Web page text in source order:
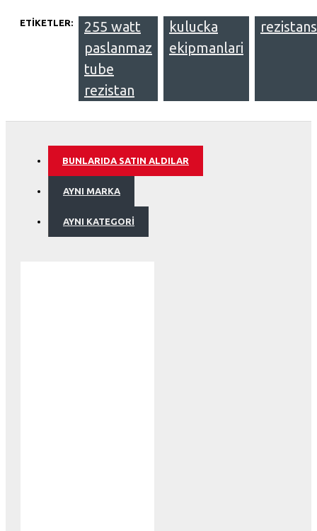
ETIKETLER:
255 watt
paslanmaz
tube
rezistan
kulucka
ekipmanlari
BUNLARIDA SATIN ALDILAR
AYNI MARKA
AYNI KATEGORI